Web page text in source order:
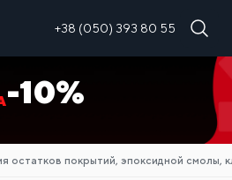
+38 (050) 393 80 55
RU
-10%
остатков покрытий, эпоксидной смолы,